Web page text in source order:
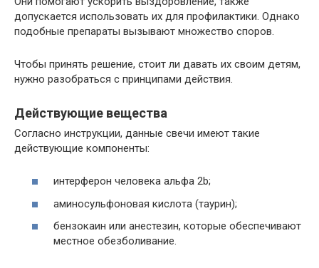
допускается использовать их для профилактики. Однако
подобные препараты вызывают множество споров.
Чтобы принять решение, стоит ли давать их своим детям,
нужно разобраться с принципами действия.
Действующие вещества
Согласно инструкции, данные свечи имеют такие
действующие компоненты:
интерферон человека альфа 2b;
аминосульфоновая кислота (таурин);
бензокаин или анестезин, которые обеспечивают
местное обезболивание.